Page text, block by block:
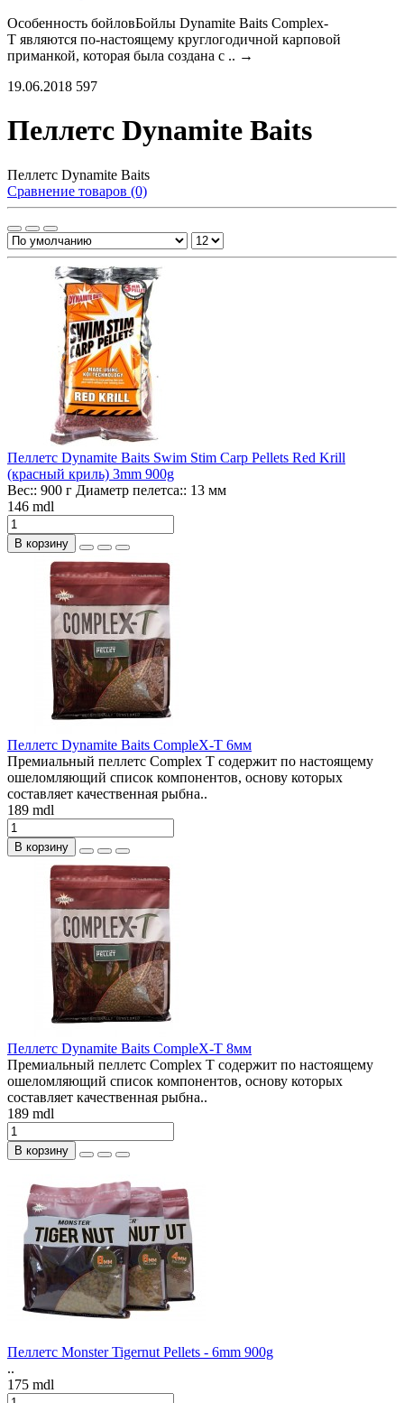
Особенность бойловБойлы Dynamite Baits Complex-
T являются по-настоящему круглогодичной карповой
приманкой, которая была создана с .. →
19.06.2018 597
Пеллетс Dynamite Baits
Пеллетс Dynamite Baits
Сравнение товаров (0)
Пеллетс Dynamite Baits Swim Stim Carp Pellets Red Krill
(красный криль) 3mm 900g
Вес:: 900 г Диаметр пелетса:: 13 мм
146 mdl
В корзину
Пеллетс Dynamite Baits CompleX-T 6мм
Премиальный пеллетс Complex T содержит по настоящему
ошеломляющий список компонентов, основу которых
составляет качественная рыбна..
189 mdl
В корзину
Пеллетс Dynamite Baits CompleX-T 8мм
Премиальный пеллетс Complex T содержит по настоящему
ошеломляющий список компонентов, основу которых
составляет качественная рыбна..
189 mdl
В корзину
Пеллетс Monster Tigernut Pellets - 6mm 900g
..
175 mdl